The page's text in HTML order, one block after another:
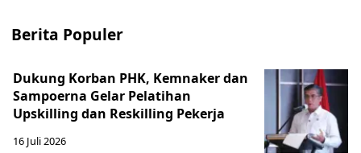
Berita Populer
Dukung Korban PHK, Kemnaker dan
Sampoerna Gelar Pelatihan
Upskilling dan Reskilling Pekerja
16 Juli 2026